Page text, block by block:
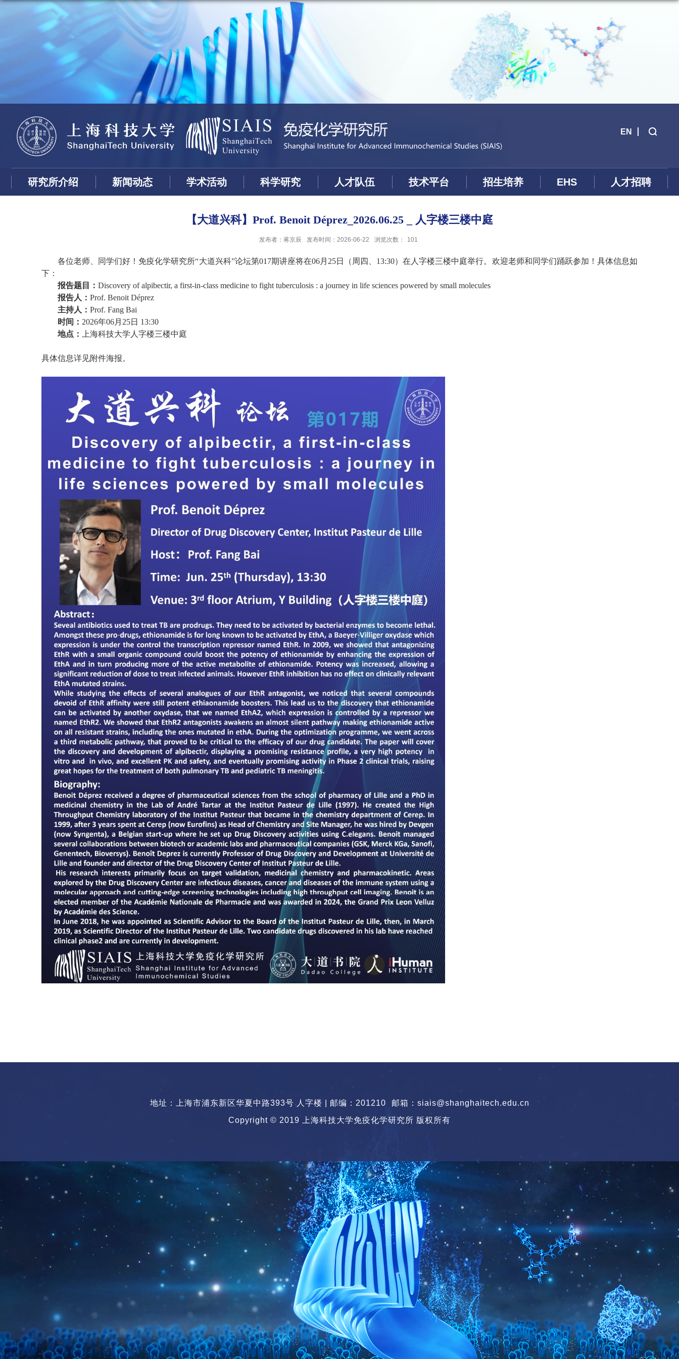
EN
研究所介绍 新闻动态 学术活动 科学研究 人才队伍 技术平台 招生培养 EHS 人才招聘
【大道兴科】Prof. Benoit Déprez_2026.06.25 _ 人字楼三楼中庭
发布者：蒋京辰 发布时间：2026-06-22 浏览次数： 101
各位老师、同学们好！免疫化学研究所“大道兴科”论坛第017期讲座将在06月25日（周四、13:30）在人字楼三楼中庭举行。欢迎老师和同学们踊跃参加！具体信息如
下：
报告题目： Discovery of alpibectir, a first-in-class medicine to fight tuberculosis : a journey in life sciences powered by small molecules
报告人： Prof. Benoit Déprez
主持人： Prof. Fang Bai
时间： 2026年06月25日 13:30
地点：
上海科技大学人字楼三楼中庭
具体信息详见附件海报。
地址：上海市浦东新区华夏中路393号 人字楼 | 邮编：201210
邮箱：siais@shanghaitech.edu.cn
Copyright © 2019 上海科技大学免疫化学研究所 版权所有